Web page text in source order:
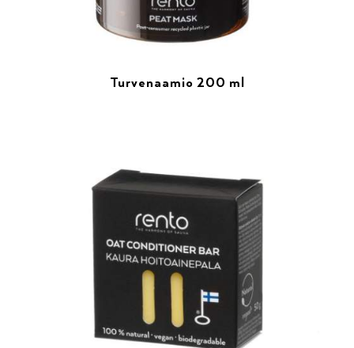
Turvenaamio 200 ml